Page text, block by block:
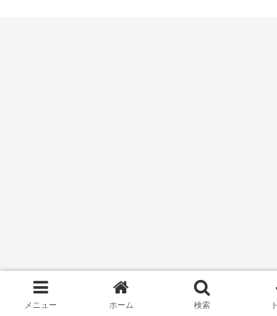
メニュー ホーム 検索